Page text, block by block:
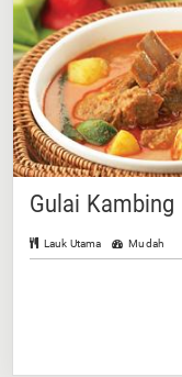
Gulai Kambing
Lauk Utama Mudah